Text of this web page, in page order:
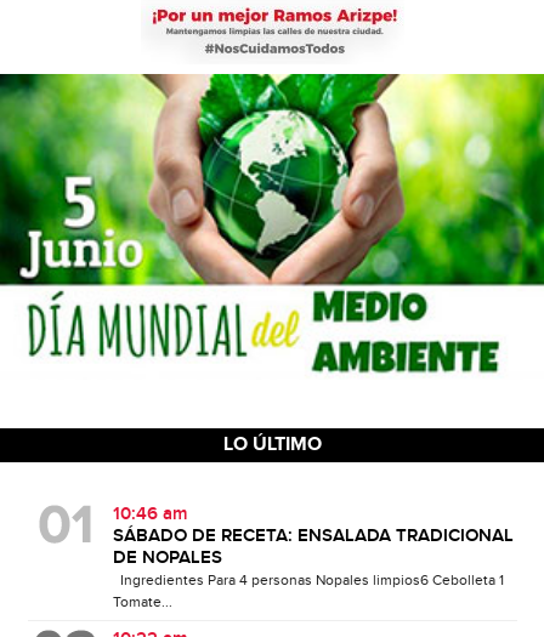
LO ÚLTIMO
10:46 am
SÁBADO DE RECETA: ENSALADA TRADICIONAL
DE NOPALES
Ingredientes Para 4 personas Nopales limpios6 Cebolleta 1
Tomate...